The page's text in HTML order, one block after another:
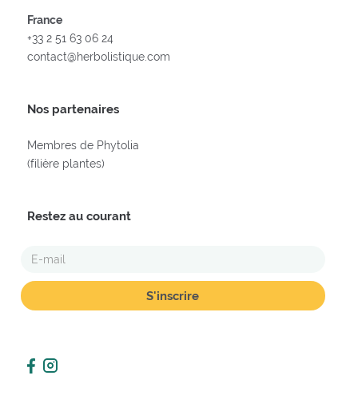
France
+33 2 51 63 06 24
contact@herbolistique.com
Nos partenaires
Membres de Phytolia
(filière plantes)
Restez au courant
E-